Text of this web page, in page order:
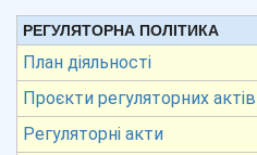
РЕГУЛЯТОРНА ПОЛІТИКА
План діяльності
Проєкти регуляторних актів
Регуляторні акти